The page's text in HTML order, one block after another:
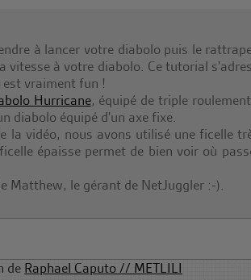
à lancer votre diabolo puis le
vitesse à votre diabolo. Ce tutorial
est vraiment fun !
Hurricane, équipé de triple
diabolo équipé d'un axe fixe.
la vidéo, nous avons utilisé une ficelle
épaisse permet de bien voir où
Matthew, le gérant de NetJuggler :-).
de Raphael Caputo // METLILI